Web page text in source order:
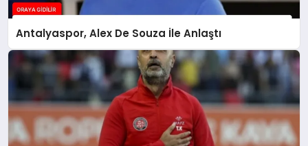
Antalyaspor, Alex De Souza İle Anlaştı